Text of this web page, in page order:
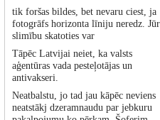
tik foršas bildes, bet nevaru ciest, ja
fotogrāfs horizonta līniju neredz.
slimību skatoties var
Tāpēc Latvijai neiet, ka valsts
aģentūras vada pesteļotājas un
antivakseri.
Neatbalstu, jo tad jau kāpēc neviens
neatstākj dzeramnaudu par jebkuru